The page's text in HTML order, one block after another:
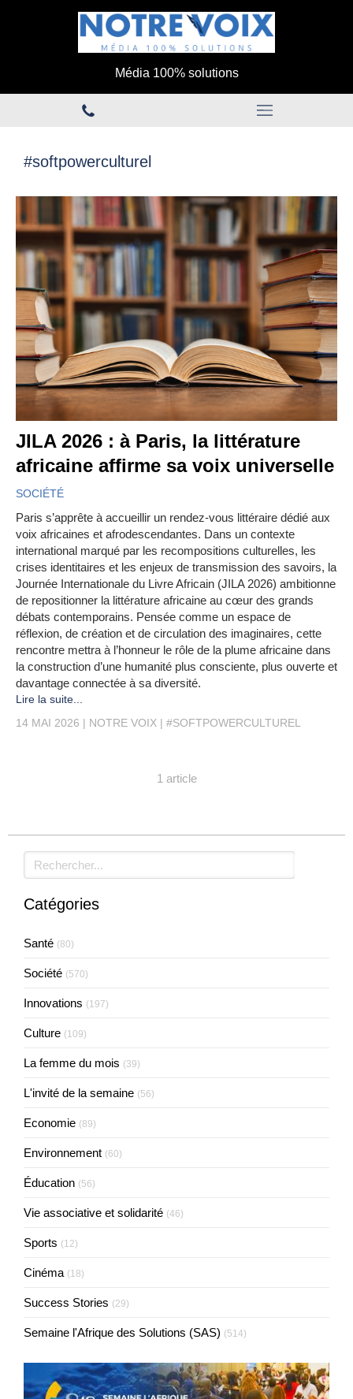
Média 100% solutions
#softpowerculturel
JILA 2026 : à Paris, la littérature
africaine affirme sa voix universelle
SOCIÉTÉ
Paris s’apprête à accueillir un rendez-vous littéraire dédié aux
voix africaines et afrodescendantes. Dans un contexte
international marqué par les recompositions culturelles, les
crises identitaires et les enjeux de transmission des savoirs, la
Journée Internationale du Livre Africain (JILA 2026) ambitionne
de repositionner la littérature africaine au cœur des grands
débats contemporains. Pensée comme un espace de
réflexion, de création et de circulation des imaginaires, cette
rencontre mettra à l’honneur le rôle de la plume africaine dans
la construction d’une humanité plus consciente, plus ouverte et
davantage connectée à sa diversité.
Lire la suite...
14 MAI 2026
NOTRE VOIX #SOFTPOWERCULTUREL
1 article
Rechercher
Catégories
Santé (80)
Société (570)
Innovations (197)
Culture (109)
La femme du mois (39)
L'invité de la semaine (56)
Economie (89)
Environnement (60)
Éducation (56)
Vie associative et solidarité (46)
Sports (12)
Cinéma (18)
Success Stories (29)
Semaine l'Afrique des Solutions (SAS) (514)